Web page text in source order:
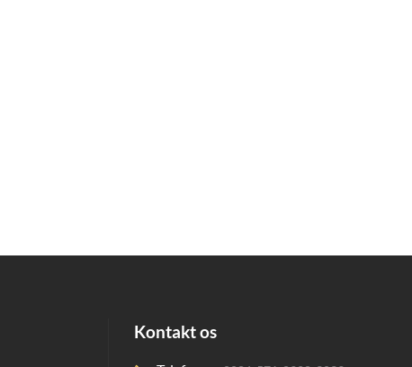
Kontakt os